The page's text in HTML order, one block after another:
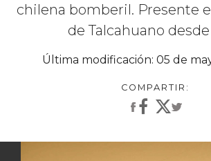
chilena bomberil. Presente
de Talcahuano desde
Última modificación: 05 de